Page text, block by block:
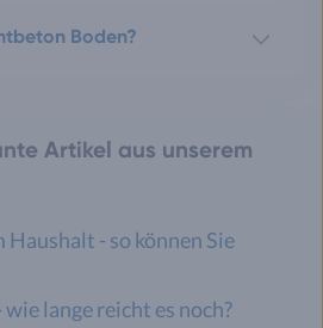
Boden?
Artikel aus unserem
- so können Sie
lange reicht es noch?